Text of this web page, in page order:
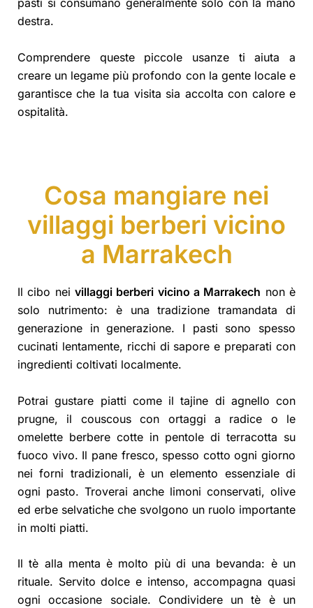
destra.
Comprendere queste piccole usanze ti aiuta a
creare un legame più profondo con la gente locale e
garantisce che la tua visita sia accolta con calore e
ospitalità.
Cosa mangiare nei
villaggi berberi vicino
a Marrakech
Il cibo nei villaggi berberi vicino a Marrakech non è
solo nutrimento: è una tradizione tramandata di
generazione in generazione. I pasti sono spesso
cucinati lentamente, ricchi di sapore e preparati con
ingredienti coltivati localmente.
Potrai gustare piatti come il tajine di agnello con
prugne, il couscous con ortaggi a radice o le
omelette berbere cotte in pentole di terracotta su
fuoco vivo. Il pane fresco, spesso cotto ogni giorno
nei forni tradizionali, è un elemento essenziale di
ogni pasto. Troverai anche limoni conservati, olive
ed erbe selvatiche che svolgono un ruolo importante
in molti piatti.
Il tè alla menta è molto più di una bevanda: è un
rituale. Servito dolce e intenso, accompagna quasi
ogni occasione sociale. Condividere un tè è un